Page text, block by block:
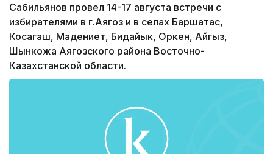
Сабильянов провел 14-17 августа встречи с
избирателями в г.Аягоз и в селах Баршатас,
Косагаш, Мадениет, Бидайык, Оркен, Айгыз,
Шынкожа Аягозского района Восточно-
Казахстанской области.